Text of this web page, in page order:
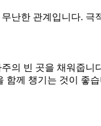
난한 관계입니다.
의 빈 곳을 채워줍
함께 챙기는 것이 좋